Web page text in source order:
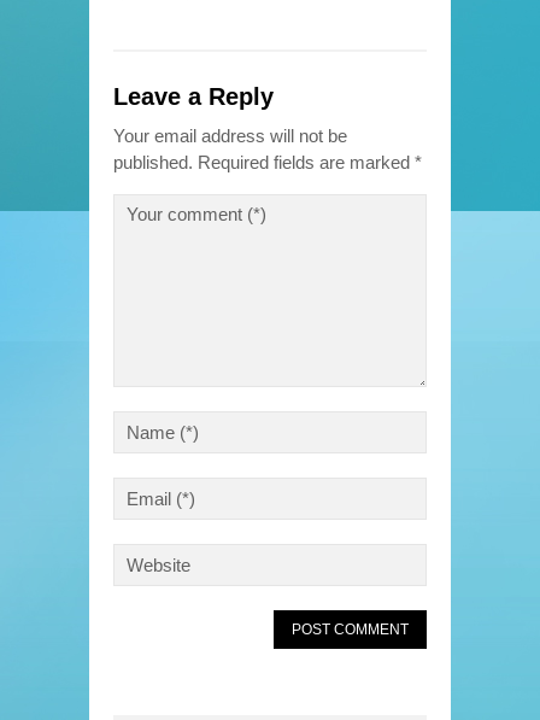
Leave a Reply
Your email address will not be
published. Required fields are marked *